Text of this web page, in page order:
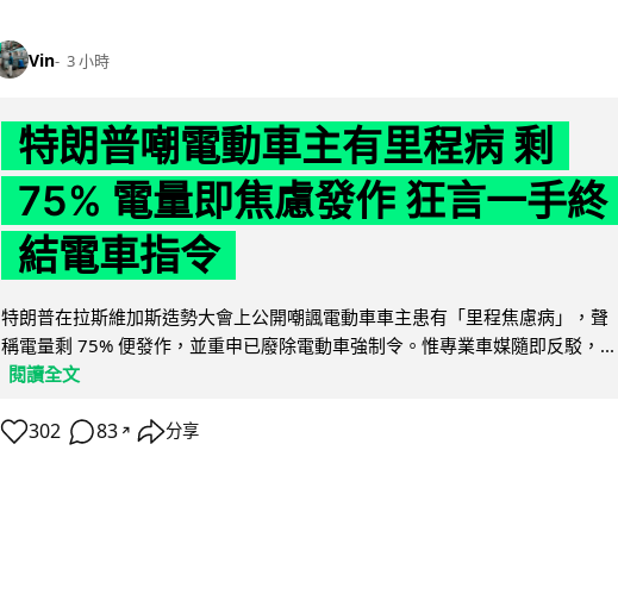
Vin 3 小時
特朗普嘲電動車主有里程病 剩
75% 電量即焦慮發作 狂言一手終
結電車指令
特朗普在拉斯維加斯造勢大會上公開嘲諷電動車車主患有「里程焦慮病」，聲
稱電量剩 75% 便發作，並重申已廢除電動車強制令。惟專業車媒隨即反駁，...
閱讀全文
302 83 ↗ 分享